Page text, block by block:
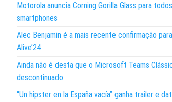
Motorola anuncia Corning Gorilla Glass para
smartphones
Alec Benjamin é a mais recente confirmação
Alive’24
Ainda não é desta que o Microsoft Teams
descontinuado
“Un hipster en la España vacía” ganha trailer e